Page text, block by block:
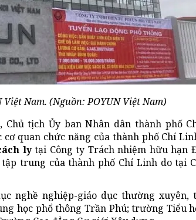
Nam. (Nguồn: POYUN Việt Nam)
tịch Ủy ban Nhân dân thành phố
quan chức năng của thành phố Chí
lytại Công ty Trách nhiệm hữu hạn
trung của thành phố Chí Linh do tại
nghề nghiệp-giáo dục thường xuyên,
học phổ thông Trần Phú; trường Tiểu